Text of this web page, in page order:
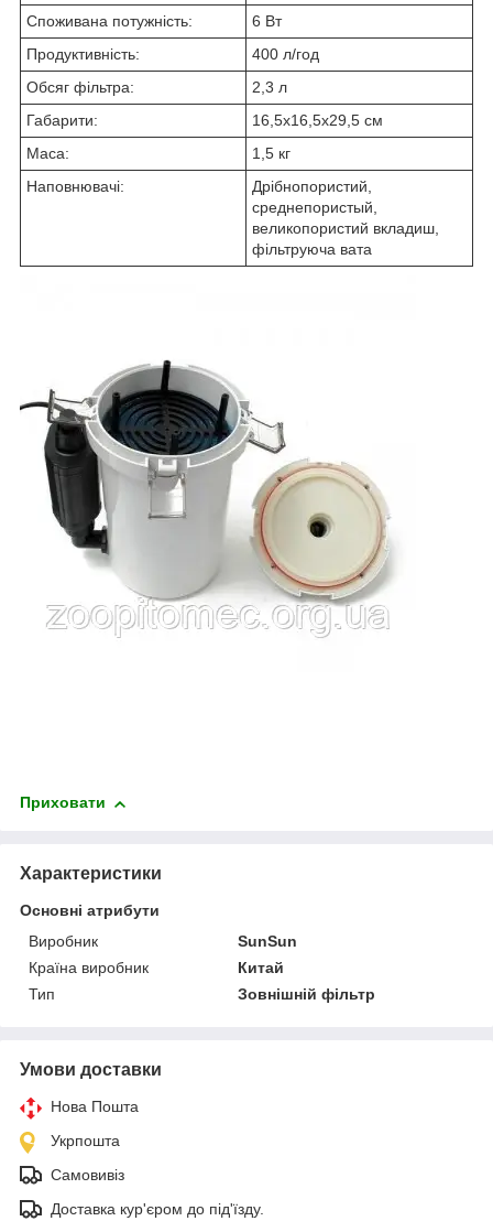
Споживана потужність:
6 Вт
Продуктивність:
400 л/год
Обсяг фільтра:
2,3 л
Габарити:
16,5x16,5x29,5 см
Маса:
1,5 кг
Наповнювачі:
Дрібнопористий,
среднепористый,
великопористий вкладиш,
фільтруюча вата
Приховати
Характеристики
Основні атрибути
Виробник
SunSun
Країна виробник
Китай
Тип
Зовнішній фільтр
Умови доставки
Нова Пошта
Укрпошта
Самовивіз
Доставка кур'єром до під'їзду.